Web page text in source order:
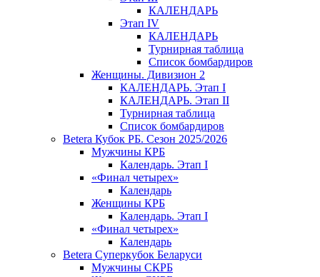
КАЛЕНДАРЬ
Этап IV
КАЛЕНДАРЬ
Турнирная таблица
Список бомбардиров
Женщины. Дивизион 2
КАЛЕНДАРЬ. Этап I
КАЛЕНДАРЬ. Этап II
Турнирная таблица
Список бомбардиров
Betera Кубок РБ. Сезон 2025/2026
Мужчины КРБ
Календарь. Этап I
«Финал четырех»
Календарь
Женщины КРБ
Календарь. Этап I
«Финал четырех»
Календарь
Betera Суперкубок Беларуси
Мужчины СКРБ